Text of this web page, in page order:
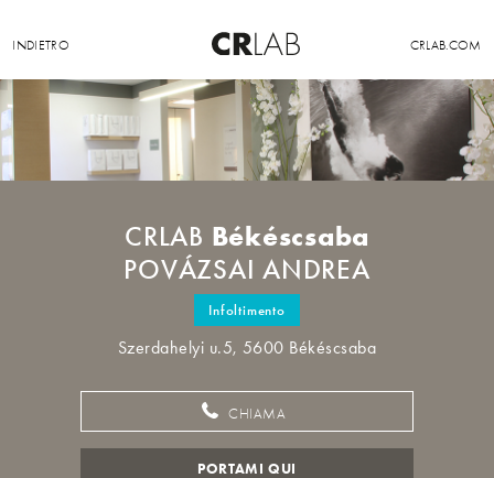
INDIETRO CRLAB.COM
CRLAB Békéscsaba
POVÁZSAI ANDREA
Infoltimento
Szerdahelyi u.5, 5600 Békéscsaba
CHIAMA
PORTAMI QUI